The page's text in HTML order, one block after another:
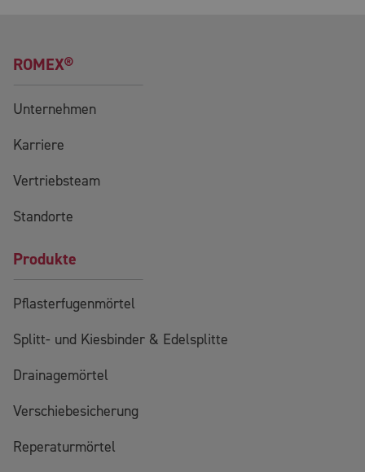
ROMEX®
Unternehmen
Karriere
Vertriebsteam
Standorte
Produkte
Pflasterfugenmörtel
Splitt- und Kiesbinder & Edelsplitte
Drainagemörtel
Verschiebesicherung
Reperaturmörtel